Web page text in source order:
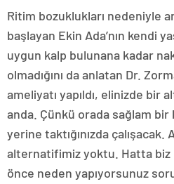
Ritim bozuklukları nedeniyle
başlayan Ekin Ada’nın kendi
uygun kalp bulunana kadar
olmadığını da anlatan Dr.
ameliyatı yapıldı, elinizde bir
anda. Çünkü orada sağlam
yerine taktığınızda
alternatifimiz yoktu. Hatta biz
önce neden yapıyorsunuz